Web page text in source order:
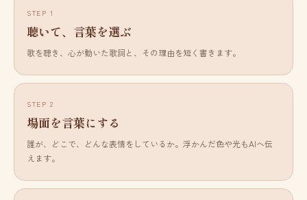
聴いて、言葉を選ぶ
歌を聴き、心が動いた歌詞と、その理由を短く書きます。
場面を言葉にする
誰が、どこで、どんな表情をしているか。浮かんだ色や光もAIへ伝
えます。